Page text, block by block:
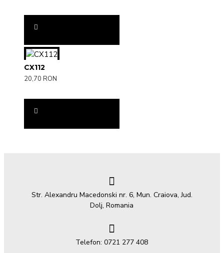
CX112
20,70 RON
Str. Alexandru Macedonski nr. 6, Mun. Craiova, Jud.
Dolj, Romania
Telefon: 0721 277 408